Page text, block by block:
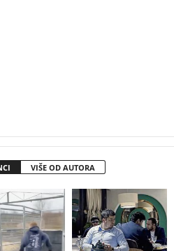
VIŠE OD AUTORA